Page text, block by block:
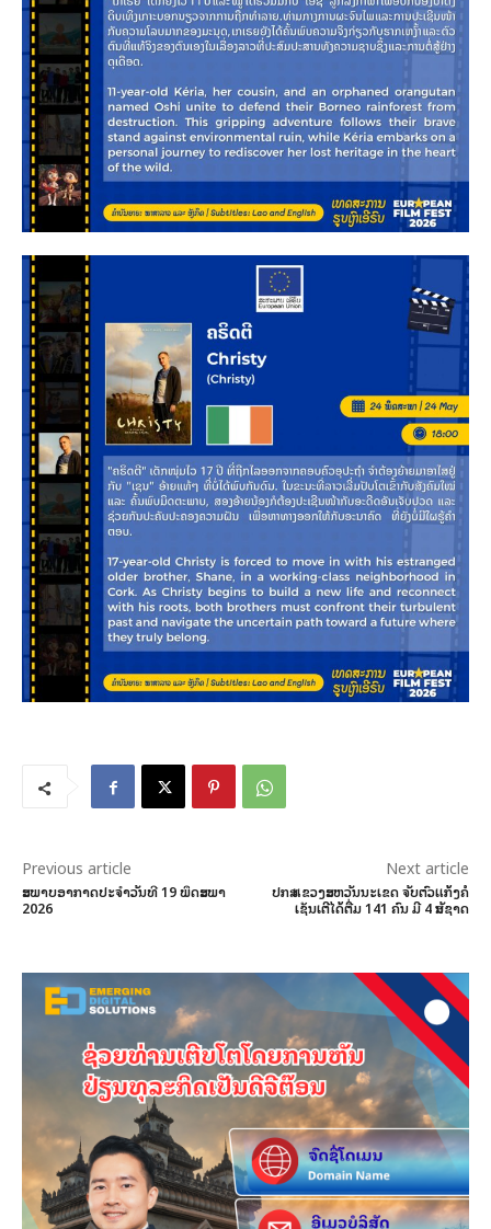
Previous article
ສະພາບອາກາດປະຈໍາວັນທີ 19 ພຶດສະພາ
2026
Next article
ປກສ ແຂວງສະຫວັນນະເຂດ ຈັບຕົວແກ້ງຄໍ
ເຊັນເຕີໄດ້ຕື່ມ 141 ຄົນ ມີ 4 ສັນຊາດ